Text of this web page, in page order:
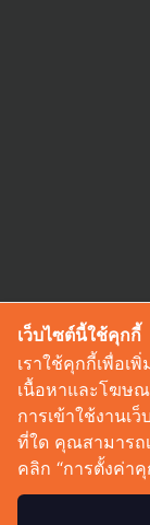
เว็บไซต์นี้ใช้คุกกี้
เราใช้คุกกี้เพื่อเ
เนื้อหาและโฆษณ
การเข้าใช้งานเ
ที่ใด คุณสามารถ
คลิก “การตั้งค่า